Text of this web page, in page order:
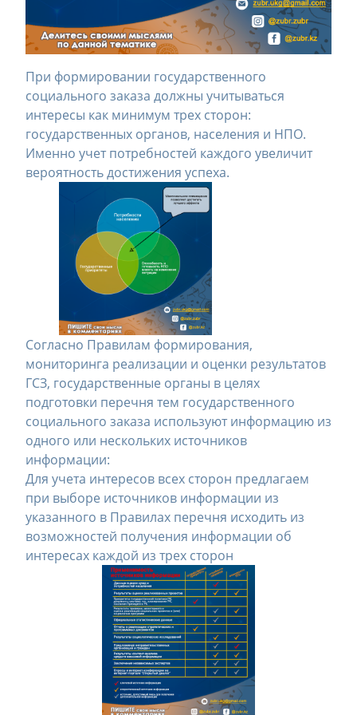
При формировании государственного
социального заказа должны учитываться
интересы как минимум трех сторон:
государственных органов, населения и НПО.
Именно учет потребностей каждого увеличит
вероятность достижения успеха.
Согласно Правилам формирования,
мониторинга реализации и оценки результатов
ГСЗ, государственные органы в целях
подготовки перечня тем государственного
социального заказа используют информацию из
одного или нескольких источников
информации:
Для учета интересов всех сторон предлагаем
при выборе источников информации из
указанного в Правилах перечня исходить из
возможностей получения информации об
интересах каждой из трех сторон